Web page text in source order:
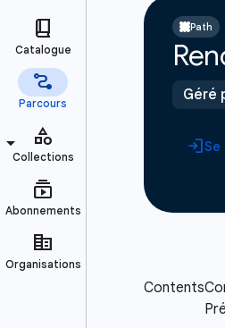
Path
Géré
Se